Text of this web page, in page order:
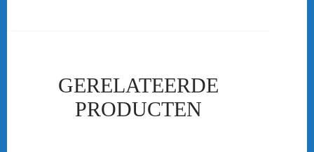
GERELATEERDE
PRODUCTEN